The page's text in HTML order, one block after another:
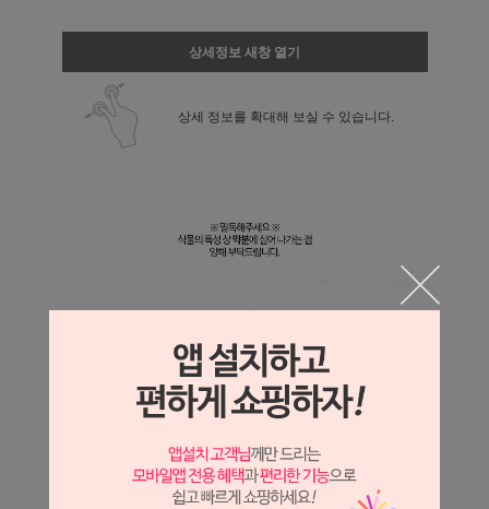
상세정보 새창 열기
상세 정보를 확대해 보실 수 있습니다.